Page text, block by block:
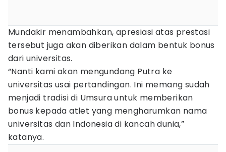
Mundakir menambahkan, apresiasi atas prestasi
tersebut juga akan diberikan dalam bentuk bonus
dari universitas.
“Nanti kami akan mengundang Putra ke
universitas usai pertandingan. Ini memang sudah
menjadi tradisi di Umsura untuk memberikan
bonus kepada atlet yang mengharumkan nama
universitas dan Indonesia di kancah dunia,”
katanya.